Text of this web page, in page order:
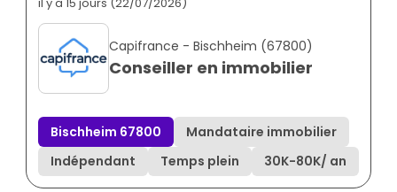
Capifrance - Bischheim (67800)
Conseiller en immobilier
Bischheim 67800
Mandataire immobilier
Indépendant
Temps plein 30K-80K/ an